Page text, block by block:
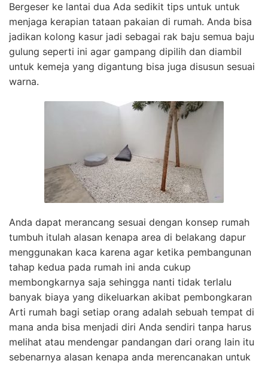
Bergeser ke lantai dua Ada sedikit tips untuk untuk
menjaga kerapian tataan pakaian di rumah. Anda bisa
jadikan kolong kasur jadi sebagai rak baju semua baju
gulung seperti ini agar gampang dipilih dan diambil
untuk kemeja yang digantung bisa juga disusun sesuai
warna.
Anda dapat merancang sesuai dengan konsep rumah
tumbuh itulah alasan kenapa area di belakang dapur
menggunakan kaca karena agar ketika pembangunan
tahap kedua pada rumah ini anda cukup
membongkarnya saja sehingga nanti tidak terlalu
banyak biaya yang dikeluarkan akibat pembongkaran
Arti rumah bagi setiap orang adalah sebuah tempat di
mana anda bisa menjadi diri Anda sendiri tanpa harus
melihat atau mendengar pandangan dari orang lain itu
sebenarnya alasan kenapa anda merencanakan untuk